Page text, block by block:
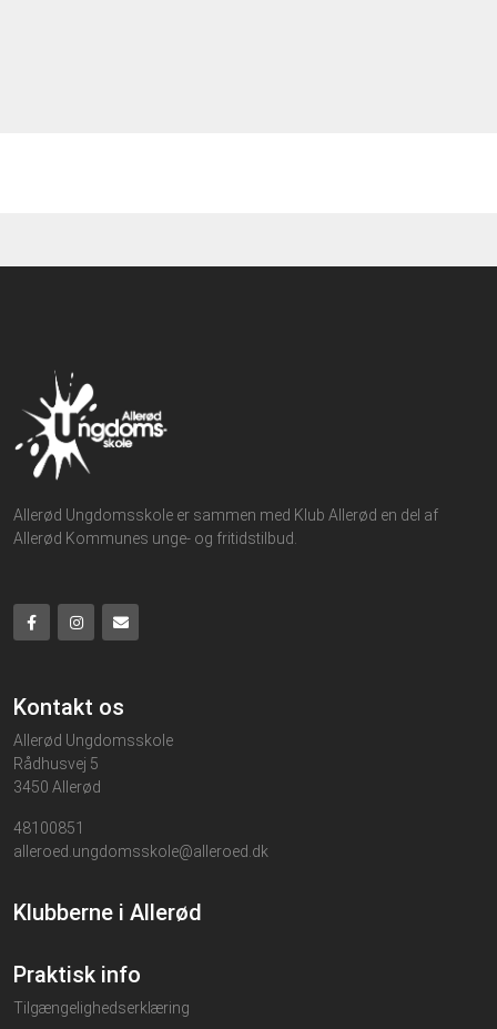
Allerød Ungdomsskole er sammen med Klub Allerød en del af
Allerød Kommunes unge- og fritidstilbud.
Kontakt os
Allerød Ungdomsskole
Rådhusvej 5
3450 Allerød
48100851
alleroed.ungdomsskole@alleroed.dk
Klubberne i Allerød
Praktisk info
Tilgængelighedserklæring